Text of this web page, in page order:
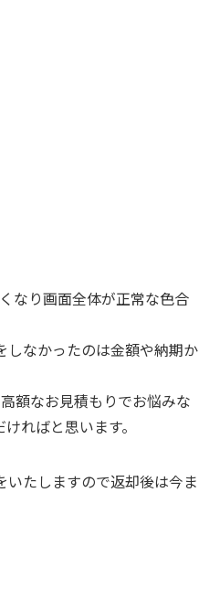
なり画面全体が正常な色合
しなかったのは金額や納期か
額なお見積もりでお悩みな
ればと思います。
たしますので返却後は今ま